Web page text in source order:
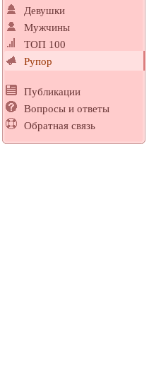
Девушки
Мужчины
ТОП 100
Рупор
Публикации
Вопросы и ответы
Обратная связь